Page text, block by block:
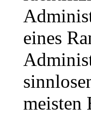
eines
meisten